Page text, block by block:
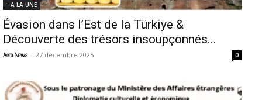
- A LA UNE
Évasion dans l’Est de la Türkiye &
Découverte des trésors insoupçonnés...
Aero News - 27 décembre 2025 0